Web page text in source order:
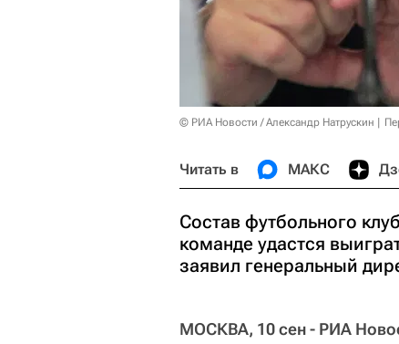
© РИА Новости / Александр Натрускин
Читать в МАКС
Состав футбольного
команде удастся
заявил генеральный
МОСКВА, 10 сен - РИА